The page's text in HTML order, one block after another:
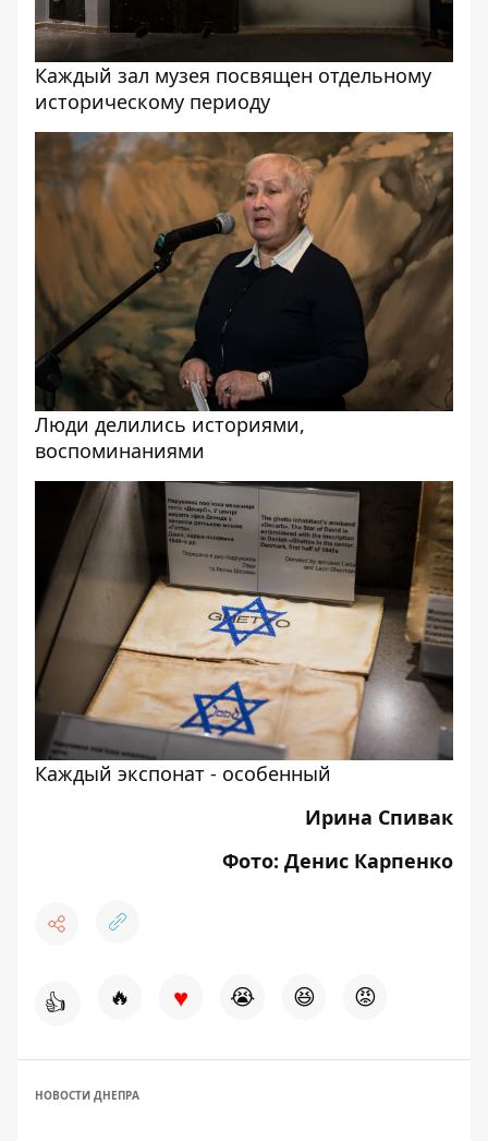
Каждый зал музея посвящен отдельному
историческому периоду
Люди делились историями,
воспоминаниями
Каждый экспонат - особенный
Ирина Спивак
Фото: Денис Карпенко
👍 🔥 ♥ 😭 😆 😡
НОВОСТИ ДНЕПРА